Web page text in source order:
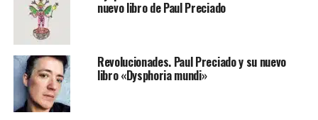
nuevo libro de Paul Preciado
Revolucionades. Paul Preciado y su nuevo
libro «Dysphoria mundi»